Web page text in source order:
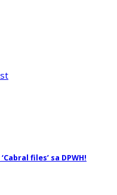
files’ sa DPWH!